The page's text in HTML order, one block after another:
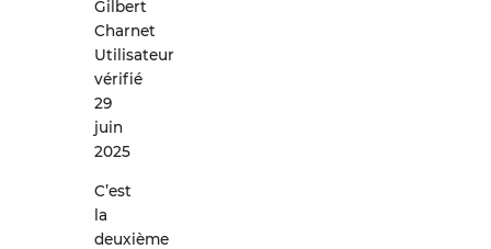
Gilbert
Charnet
Utilisateur
vérifié
29
juin
2025
C’est
la
deuxième